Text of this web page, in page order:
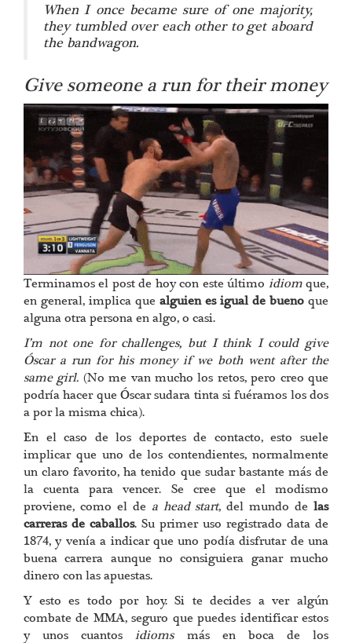
When I once became sure of one majority,
they tumbled over each other to get aboard
the bandwagon.
Give someone a run for their money
Terminamos el post de hoy con este último idiomque,
en general, implica que alguien es igual de bueno que
alguna otra persona en algo, o casi.
I’m not one for challenges, but I think I could give
Óscar a run for his money if we both went after the
same girl. (No me van mucho los retos, pero creo que
podría hacer que Óscar sudara tinta si fuéramos los dos
a por la misma chica).
En el caso de los deportes de contacto, esto suele
implicar que uno de los contendientes, normalmente
un claro favorito, ha tenido que sudar bastante más de
la cuenta para vencer. Se cree que el modismo
proviene, como el de a head start, del mundo delas
carreras de caballos. Su primer uso registrado data de
1874, y venía a indicar que uno podía disfrutar de una
buena carrera aunque no consiguiera ganar mucho
dinero con las apuestas.
Y esto es todo por hoy. Si te decides a ver algún
combate de MMA, seguro que puedes identificar estos
y unos cuantosidiomsmás en boca de los